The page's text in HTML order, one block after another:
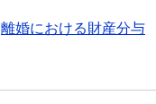
離婚における財産分与